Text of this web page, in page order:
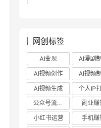
网创标签
AI变现 AI漫剧
AI视频创作
AI视频
AI视频生成
个人IP
公众号流量主
副业赚
小红书运营
手机赚